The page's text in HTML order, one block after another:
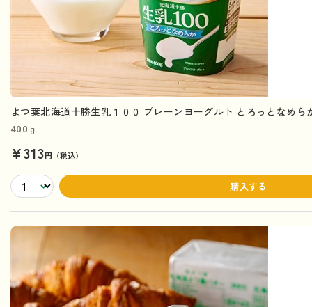
よつ葉北海道十勝生乳１００ プレーンヨーグルト とろっとなめら
400ｇ
¥313円（税込）
購入する